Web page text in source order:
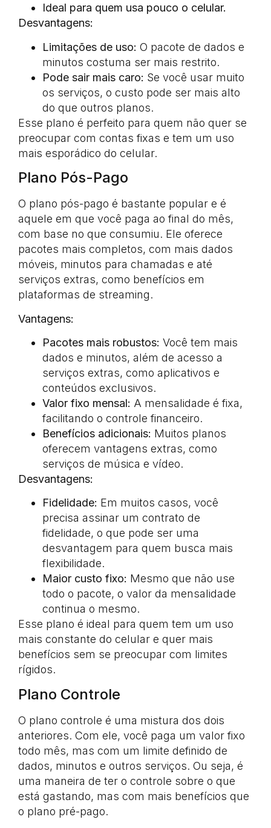
Ideal para quem usa pouco o celular.
Desvantagens:
Limitações de uso: O pacote de dados e
minutos costuma ser mais restrito.
Pode sair mais caro: Se você usar muito
os serviços, o custo pode ser mais alto
do que outros planos.
Esse plano é perfeito para quem não quer se
preocupar com contas fixas e tem um uso
mais esporádico do celular.
Plano Pós-Pago
O plano pós-pago é bastante popular e é
aquele em que você paga ao final do mês,
com base no que consumiu. Ele oferece
pacotes mais completos, com mais dados
móveis, minutos para chamadas e até
serviços extras, como benefícios em
plataformas de streaming.
Vantagens:
Pacotes mais robustos: Você tem mais
dados e minutos, além de acesso a
serviços extras, como aplicativos e
conteúdos exclusivos.
Valor fixo mensal: A mensalidade é fixa,
facilitando o controle financeiro.
Benefícios adicionais: Muitos planos
oferecem vantagens extras, como
serviços de música e vídeo.
Desvantagens:
Fidelidade: Em muitos casos, você
precisa assinar um contrato de
fidelidade, o que pode ser uma
desvantagem para quem busca mais
flexibilidade.
Maior custo fixo: Mesmo que não use
todo o pacote, o valor da mensalidade
continua o mesmo.
Esse plano é ideal para quem tem um uso
mais constante do celular e quer mais
benefícios sem se preocupar com limites
rígidos.
Plano Controle
O plano controle é uma mistura dos dois
anteriores. Com ele, você paga um valor fixo
todo mês, mas com um limite definido de
dados, minutos e outros serviços. Ou seja, é
uma maneira de ter o controle sobre o que
está gastando, mas com mais benefícios que
o plano pré-pago.